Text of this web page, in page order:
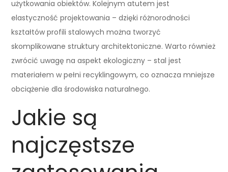
użytkowania obiektów. Kolejnym atutem jest
elastyczność projektowania – dzięki różnorodności
kształtów profili stalowych można tworzyć
skomplikowane struktury architektoniczne. Warto również
zwrócić uwagę na aspekt ekologiczny – stal jest
materiałem w pełni recyklingowym, co oznacza mniejsze
obciążenie dla środowiska naturalnego.
Jakie są
najczęstsze